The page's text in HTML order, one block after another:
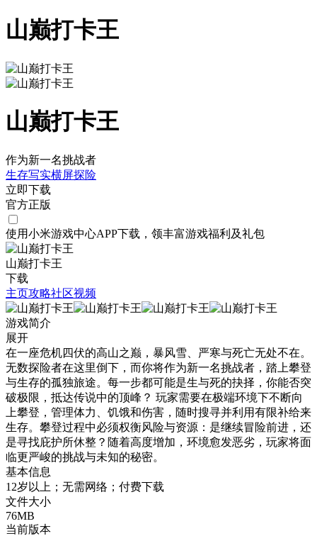
山巅打卡王
山巅打卡王
作为新一名挑战者
生存写实横屏探险
立即下载
官方正版
使用小米游戏中心APP下载 ，领丰富游戏福利 及礼包
山巅打卡王
下载
主页攻略社区视频
游戏简介
展开
在一座危机四伏的高山之巅，暴风雪、严寒与死亡无处不在。
无数探险者在这里倒下，而你将作为新一名挑战者，踏上攀登
与生存的孤独旅途。每一步都可能是生与死的抉择，你能否突
破极限，抵达传说中的顶峰？ 玩家需要在极端环境下不断向
上攀登，管理体力、饥饿和伤害，随时搜寻并利用有限补给来
生存。攀登过程中必须权衡风险与资源：是继续冒险前进，还
是寻找庇护所休整？随着高度增加，环境愈发恶劣，玩家将面
临更严峻的挑战与未知的秘密。
基本信息
12岁以上；无需网络；付费下载
文件大小
76MB
当前版本